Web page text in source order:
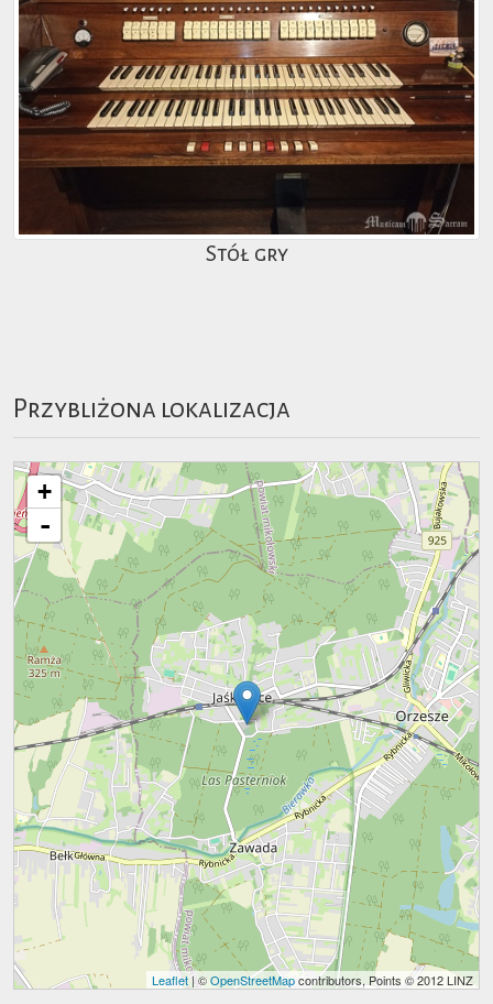
Stół gry
Przybliżona lokalizacja
+
-
Leaflet| ©OpenStreetMapcontributors, Points © 2012 LINZ